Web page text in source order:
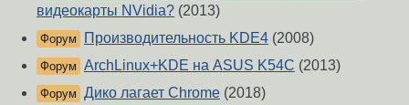
видеокарты NVidia? (2013)
Форум Производительность KDE4 (2008)
Форум ArchLinux+KDE на ASUS K54C (2013)
Форум Дико лагает Chrome (2018)